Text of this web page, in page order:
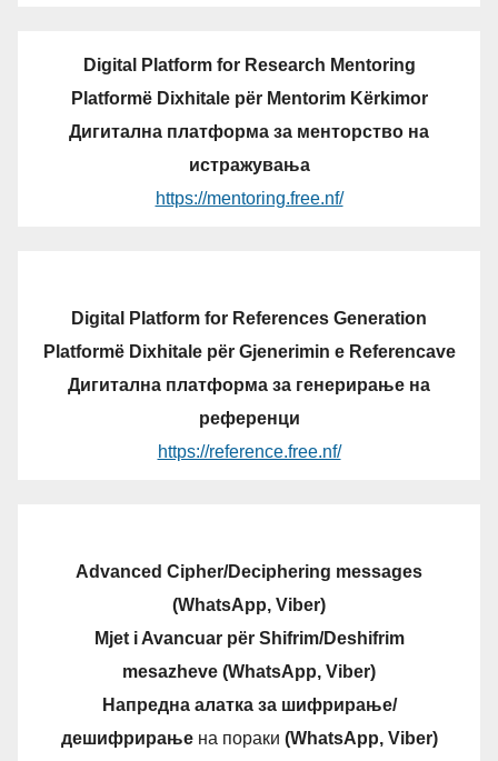
Digital Platform for Research Mentoring
Platformë Dixhitale për Mentorim Kërkimor
Дигитална платформа за менторство на
истражувања
https://mentoring.free.nf/
Digital Platform for References Generation
Platformë Dixhitale për Gjenerimin e Referencave
Дигитална платформа за генерирање на
референци
https://reference.free.nf/
Advanced Cipher/Deciphering messages
(WhatsApp, Viber)
Mjet i Avancuar për Shifrim/Deshifrim
mesazheve (WhatsApp, Viber)
Напредна алатка за шифрирање/
дешифрирањена пораки (WhatsApp, Viber)